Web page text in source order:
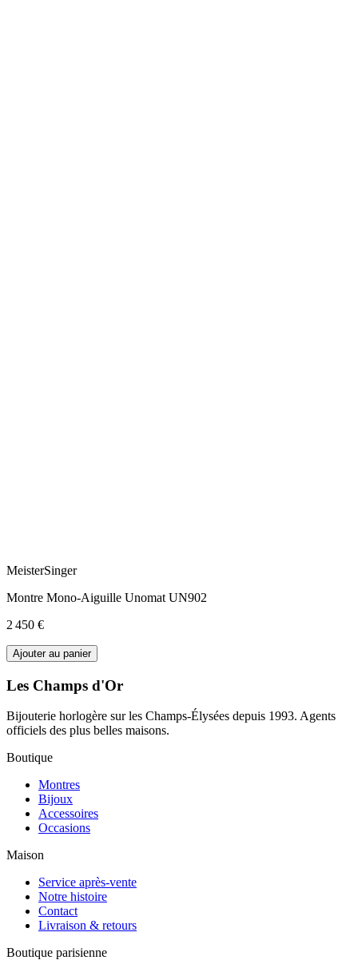
MeisterSinger
Montre Mono-Aiguille Unomat UN902
2 450 €
Ajouter au panier
Les Champs d'Or
Bijouterie horlogère sur les Champs-Élysées depuis 1993. Agents
officiels des plus belles maisons.
Boutique
Montres
Bijoux
Accessoires
Occasions
Maison
Service après-vente
Notre histoire
Contact
Livraison & retours
Boutique parisienne